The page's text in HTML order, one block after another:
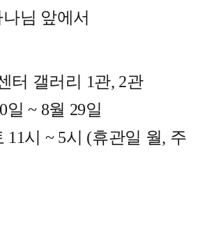
님 앞에서
터 갤러리 1관, 2관
일 ~ 8월 29일
11시 ~ 5시 (휴관일 월, 주